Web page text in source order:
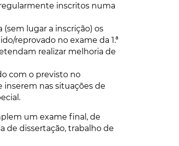
inscritos numa
lugar a inscrição) os
reprovado no exame da 1.ª
realizar melhoria de
com o previsto no
inserem nas situações de
um exame final, de
de dissertação, trabalho de